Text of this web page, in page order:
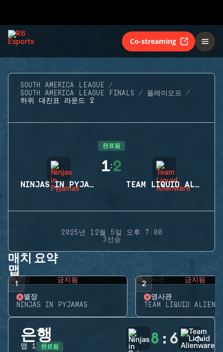
Co-streaming
SOUTH AMERICA LEAGUE
SOUTH AMERICA LEAGUE FINALS
플레이오프
하위 대진표 라운드 2
완료됨
NINJAS IN PYJAMAS
1:2
TEAM LIQUID ALIENWARE
2025년 12월 5일 오후 7:00
3선승
매치 요약
맵
1 금지됨
별장
NINJAS IN PYJAMAS
2 금지됨
영사관
TEAM LIQUID
은행
맵 1 완료됨 8 : 6